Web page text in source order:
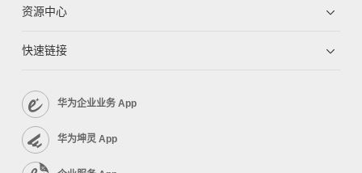
资源中心
快速链接
华为企业业务 App
华为坤灵 App